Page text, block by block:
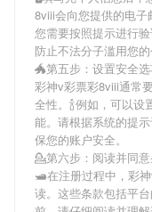
8viii会向您提供的电子
您需要按照提示进行
防止不法分子滥用您的
🐲第五步：设置安全
彩神v彩票彩8viii通常
全性。🍾例如，可以
能。请根据系统的提
保您的账户安全。
💁第六步：阅读并同
🛥在注册过程中， 彩
读。这些条款包括平